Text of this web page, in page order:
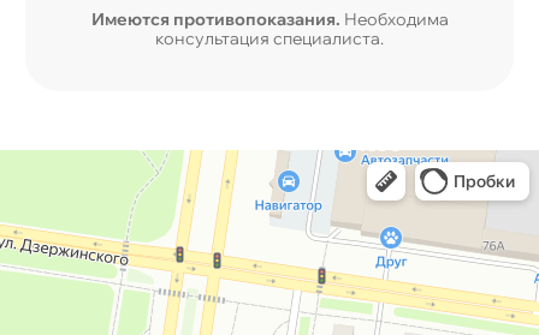
Имеются противопоказания. Необходима
консультация специалиста.